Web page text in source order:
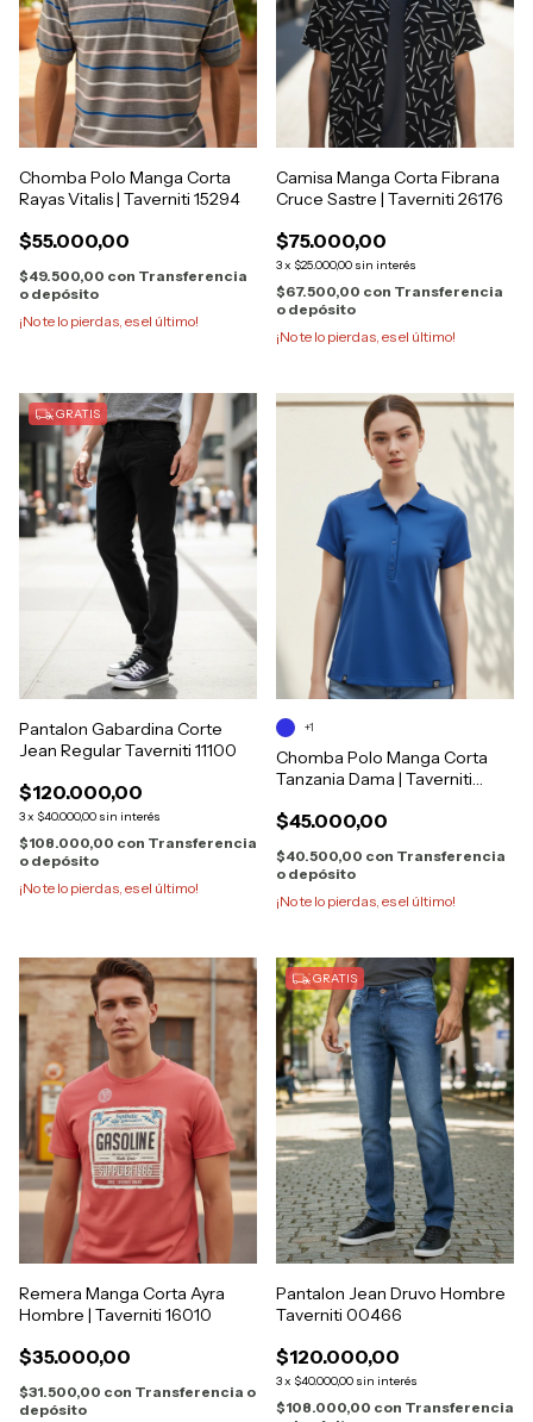
Chomba Polo Manga Corta
Rayas Vitalis | Taverniti 15294
$55.000,00
$49.500,00 con Transferencia
o depósito
¡No te lo pierdas, es el último!
Camisa Manga Corta Fibrana
Cruce Sastre | Taverniti 26176
$75.000,00
3x $25.000,00 sin interés
$67.500,00 con Transferencia
o depósito
¡No te lo pierdas, es el último!
GRATIS
Pantalon Gabardina Corte
Jean Regular Taverniti 11100
$120.000,00
3x $40.000,00 sin interés
$108.000,00 con Transferencia
o depósito
¡No te lo pierdas, es el último!
Chomba Polo Manga Corta
Tanzania Dama | Taverniti
$45.000,00
$40.500,00 con Transferencia
o depósito
¡No te lo pierdas, es el último!
+1
Remera Manga Corta Ayra
Hombre | Taverniti 16010
$35.000,00
$31.500,00 con Transferencia o
depósito
GRATIS
Pantalon Jean Druvo Hombre
Taverniti 00466
$120.000,00
3x $40.000,00 sin interés
$108.000,00 con Transferencia